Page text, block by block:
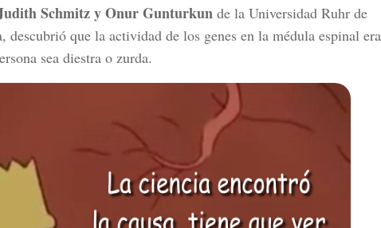
Schmitz y Onur Gunturkun de la Universidad Ruhr de
que la actividad de los genes en la médula espinal era
sea diestra o zurda.